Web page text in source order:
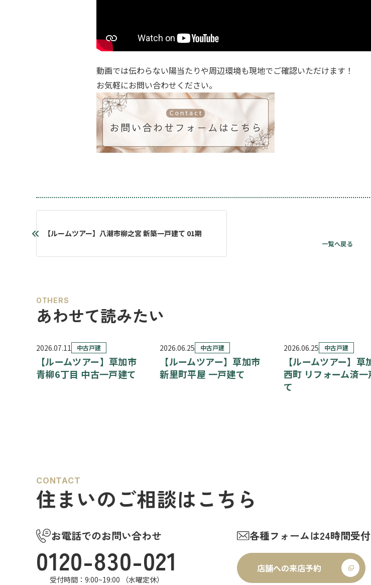
動画では伝わらない陽当たりや周辺環境も現地でご確認いただけます！
お気軽にお問い合わせください。
【ルームツアー】八潮市柳之宮 新築一戸建て 01期
OTHERS
あわせて読みたい
2026.07.11 中古戸建
【ルームツアー】草加市
青柳6丁目 中古一戸建て
2026.06.25 中古戸建
【ルームツアー】草加市
新里町平屋 一戸建て
2026.06.25 中古戸建
【ルームツアー】草
西町 リフォーム済一
て
CONTACT
住まいのご相談はこちら
お電話でのお問い合わせ
0120-830-021
受付時間：9:00~19:00 （水曜定休）
各種フォームは24時間受付
店舗への来店予約